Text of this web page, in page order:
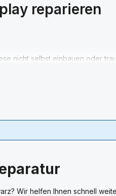
reparieren
nicht selbst einbauen oder
Wir helfen Ihnen schnell